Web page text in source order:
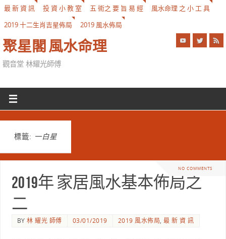
最 新 資 訊 投 資 小 教 室 五 術之 要 旨 易 經
風水命理 之 小 工 具
2019 十二生肖吉星佈局
2019 風水佈局
聚星閣 風水命理
觀音堂 林耀光師傅
標籤: 一白星
NO COMMENTS
2019年 家居風水基本佈局之
二
BY林 耀光 師傅 03/01/2019 2019 風水佈局,最 新 資 訊